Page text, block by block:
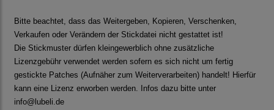
Bitte beachtet, dass das Weitergeben, Kopieren, Verschenken,
Verkaufen oder Verändern der Stickdatei nicht gestattet ist!
Die Stickmuster dürfen kleingewerblich ohne zusätzliche
Lizenzgebühr verwendet werden sofern es sich nicht um fertig
gestickte Patches (Aufnäher zum Weiterverarbeiten) handelt! Hierfür
kann eine Lizenz erworben werden. Infos dazu bitte unter
info@lubeli.de